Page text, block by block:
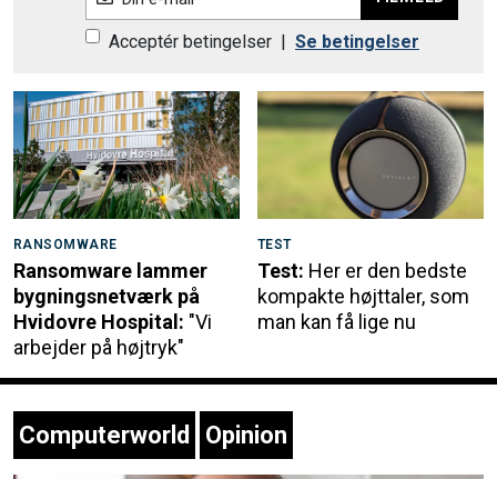
Acceptér betingelser | Se betingelser
RANSOMWARE
Ransomware lammer
bygningsnetværk på
Hvidovre Hospital: "Vi
arbejder på højtryk"
TEST
Test: Her er den bedste
kompakte højttaler, som
man kan få lige nu
Computerworld Opinion